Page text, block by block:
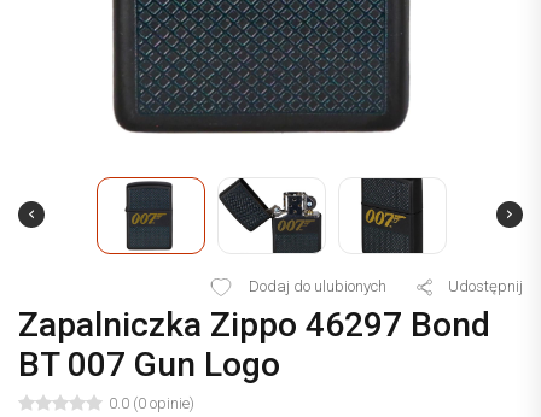
Dodaj do ulubionych Udostępnij
Zapalniczka Zippo 46297 Bond
BT 007 Gun Logo
0.0 (0 opinie)